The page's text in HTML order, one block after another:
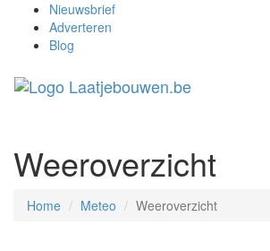
Nieuwsbrief
Adverteren
Blog
Weeroverzicht
Home Meteo Weeroverzicht